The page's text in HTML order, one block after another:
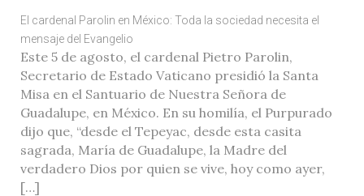
El cardenal Parolin en México: Toda la sociedad necesita el
mensaje del Evangelio
Este 5 de agosto, el cardenal Pietro Parolin,
Secretario de Estado Vaticano presidió la Santa
Misa en el Santuario de Nuestra Señora de
Guadalupe, en México. En su homilía, el Purpurado
dijo que, “desde el Tepeyac, desde esta casita
sagrada, María de Guadalupe, la Madre del
verdadero Dios por quien se vive, hoy como ayer,
[…]